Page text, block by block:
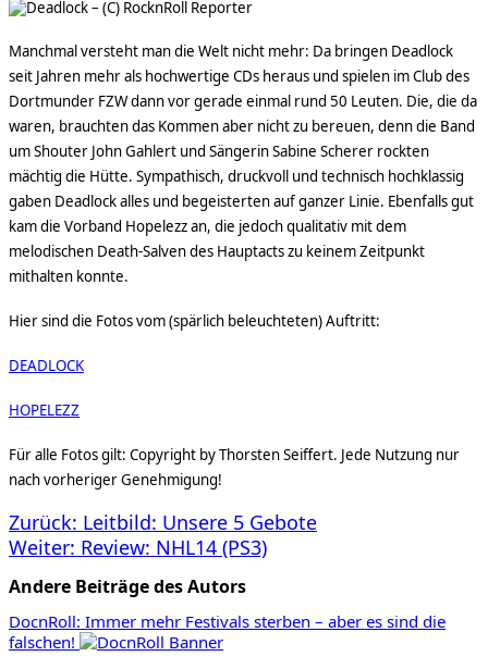
Manchmal versteht man die Welt nicht mehr: Da bringen Deadlock
seit Jahren mehr als hochwertige CDs heraus und spielen im Club des
Dortmunder FZW dann vor gerade einmal rund 50 Leuten. Die, die da
waren, brauchten das Kommen aber nicht zu bereuen, denn die Band
um Shouter John Gahlert und Sängerin Sabine Scherer rockten
mächtig die Hütte. Sympathisch, druckvoll und technisch hochklassig
gaben Deadlock alles und begeisterten auf ganzer Linie. Ebenfalls gut
kam die Vorband Hopelezz an, die jedoch qualitativ mit dem
melodischen Death-Salven des Hauptacts zu keinem Zeitpunkt
mithalten konnte.
Hier sind die Fotos vom (spärlich beleuchteten) Auftritt:
DEADLOCK
HOPELEZZ
Für alle Fotos gilt: Copyright by Thorsten Seiffert. Jede Nutzung nur
nach vorheriger Genehmigung!
Beitragsnavigation
Zurück: Leitbild: Unsere 5 Gebote
Weiter: Review: NHL14 (PS3)
Andere Beiträge des Autors
DocnRoll: Immer mehr Festivals sterben – aber es sind die
falschen!